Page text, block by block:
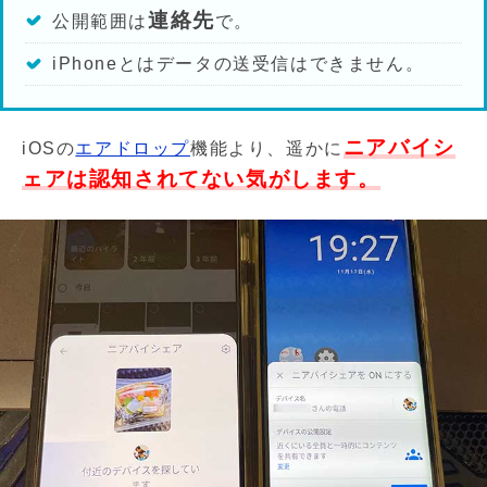
公開範囲は連絡先で。
iPhoneとはデータの送受信はできません。
iOSのエアドロップ機能より、遥かに ニアバイシ
ェアは認知されてない気がします。